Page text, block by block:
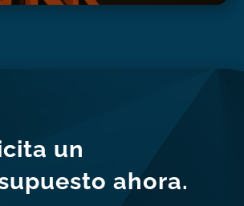
un
ahora.